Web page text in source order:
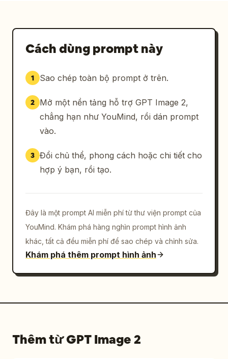
Cách dùng prompt này
1 Sao chép toàn bộ prompt ở trên.
2
Mở một nền tảng hỗ trợ GPT Image 2,
chẳng hạn như YouMind, rồi dán prompt
vào.
3 Đổi chủ thể, phong cách hoặc chi tiết cho
hợp ý bạn, rồi tạo.
Đây là một prompt AI miễn phí từ thư viện prompt của
YouMind. Khám phá hàng nghìn prompt hình ảnh
khác, tất cả đều miễn phí để sao chép và chỉnh sửa.
Khám phá thêm prompt hình ảnh
Thêm từ GPT Image 2